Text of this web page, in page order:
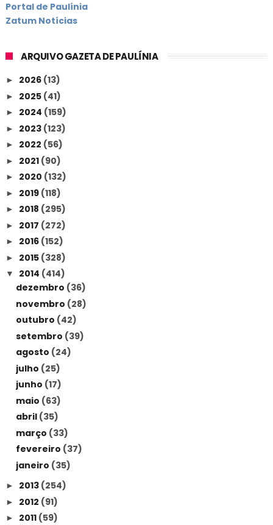
Portal de Paulínia
Zatum Notícias
ARQUIVO GAZETA DE PAULÍNIA
► 2026 (13)
► 2025 (41)
► 2024 (159)
► 2023 (123)
► 2022 (56)
► 2021 (90)
► 2020 (132)
► 2019 (118)
► 2018 (295)
► 2017 (272)
► 2016 (152)
► 2015 (328)
▼ 2014 (414)
dezembro (36)
novembro (28)
outubro (42)
setembro (39)
agosto (24)
julho (25)
junho (17)
maio (63)
abril (35)
março (33)
fevereiro (37)
janeiro (35)
► 2013 (254)
► 2012 (91)
► 2011 (59)